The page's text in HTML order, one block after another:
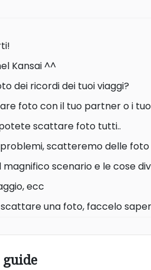
Kansai ^^
dei ricordi dei tuoi viaggi?
foto con il tuo partner o i
scattare foto tutti..
scatteremo delle
scenario e le cose
ecc
scattare una foto, faccelo
guide